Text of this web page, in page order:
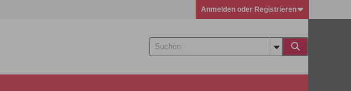
Anmelden oder Registrieren